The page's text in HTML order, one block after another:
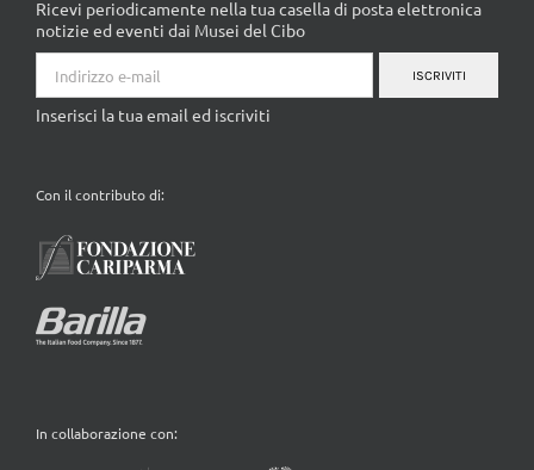
Ricevi periodicamente nella tua casella di posta elettronica
notizie ed eventi dai Musei del Cibo
ISCRIVITI
Inserisci la tua email ed iscriviti
Con il contributo di:
In collaborazione con: